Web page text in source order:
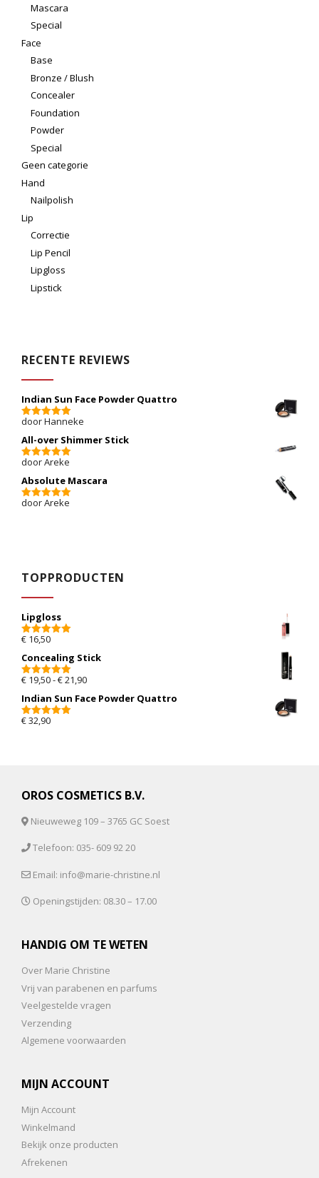
Mascara
Special
Face
Base
Bronze / Blush
Concealer
Foundation
Powder
Special
Geen categorie
Hand
Nailpolish
Lip
Correctie
Lip Pencil
Lipgloss
Lipstick
RECENTE REVIEWS
Indian Sun Face Powder Quattro
5van 5
door Hanneke
All-over Shimmer Stick
5van 5
door Areke
Absolute Mascara
5van 5
door Areke
TOPPRODUCTEN
Lipgloss
5.00van 5
€ 16,50
Concealing Stick
5.00van 5
€ 19,50-€21,90Prijsklasse: € 19,50 tot € 21,90
Indian Sun Face Powder Quattro
5.00van 5
€32,90
OROS COSMETICS B.V.
Nieuweweg 109 – 3765 GC Soest
Telefoon: 035- 609 92 20
Email: info@marie-christine.nl
Openingstijden: 08.30 – 17.00
HANDIG OM TE WETEN
Over Marie Christine
Vrij van parabenen en parfums
Veelgestelde vragen
Verzending
Algemene voorwaarden
MIJN ACCOUNT
Mijn Account
Winkelmand
Bekijk onze producten
Afrekenen